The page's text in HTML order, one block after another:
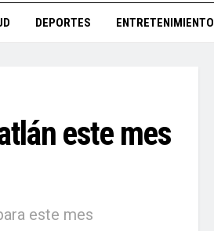
DEPORTES ENTRETENIMIENTO
este mes
este mes